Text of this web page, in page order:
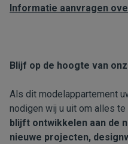
Informatie aanvragen
Blijf op de hoogte van
Als dit modelappartement
nodigen wij u uit om alles
blijft ontwikkelen aan de
nieuwe projecten,